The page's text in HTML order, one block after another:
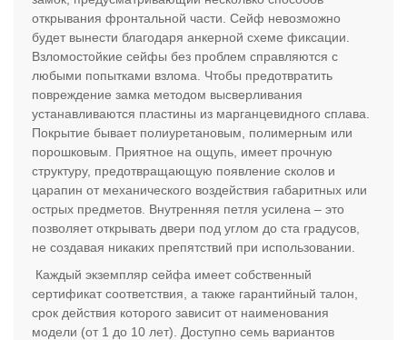
открывания фронтальной части. Сейф невозможно
будет вынести благодаря анкерной схеме фиксации.
Взломостойкие сейфы без проблем справляются с
любыми попытками взлома. Чтобы предотвратить
повреждение замка методом высверливания
устанавливаются пластины из марганцевидного сплава.
Покрытие бывает полиуретановым, полимерным или
порошковым. Приятное на ощупь, имеет прочную
структуру, предотвращающую появление сколов и
царапин от механического воздействия габаритных или
острых предметов. Внутренняя петля усилена – это
позволяет открывать двери под углом до ста градусов,
не создавая никаких препятствий при использовании.
Каждый экземпляр сейфа имеет собственный
сертификат соответствия, а также гарантийный талон,
срок действия которого зависит от наименования
модели (от 1 до 10 лет). Доступно семь вариантов